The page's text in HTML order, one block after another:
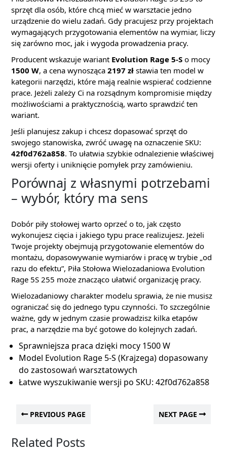
sprzęt dla osób, które chcą mieć w warsztacie jedno
urządzenie do wielu zadań. Gdy pracujesz przy projektach
wymagających przygotowania elementów na wymiar, liczy
się zarówno moc, jak i wygoda prowadzenia pracy.
Producent wskazuje wariant Evolution Rage 5-S o mocy
1500 W, a cena wynosząca 2197 zł stawia ten model w
kategorii narzędzi, które mają realnie wspierać codzienne
prace. Jeżeli zależy Ci na rozsądnym kompromisie między
możliwościami a praktycznością, warto sprawdzić ten
wariant.
Jeśli planujesz zakup i chcesz dopasować sprzęt do
swojego stanowiska, zwróć uwagę na oznaczenie SKU:
42f0d762a858. To ułatwia szybkie odnalezienie właściwej
wersji oferty i uniknięcie pomyłek przy zamówieniu.
Porównaj z własnymi potrzebami
– wybór, który ma sens
Dobór piły stołowej warto oprzeć o to, jak często
wykonujesz cięcia i jakiego typu prace realizujesz. Jeżeli
Twoje projekty obejmują przygotowanie elementów do
montażu, dopasowywanie wymiarów i pracę w trybie „od
razu do efektu”, Piła Stołowa Wielozadaniowa Evolution
Rage 5S 255 może znacząco ułatwić organizację pracy.
Wielozadaniowy charakter modelu sprawia, że nie musisz
ograniczać się do jednego typu czynności. To szczególnie
ważne, gdy w jednym czasie prowadzisz kilka etapów
prac, a narzędzie ma być gotowe do kolejnych zadań.
Sprawniejsza praca dzięki mocy 1500 W
Model Evolution Rage 5-S (Krajzega) dopasowany
do zastosowań warsztatowych
Łatwe wyszukiwanie wersji po SKU: 42f0d762a858
PREVIOUS PAGE NEXT PAGE
Related Posts